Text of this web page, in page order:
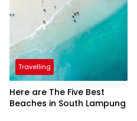
Travelling
Here are The Five Best
Beaches in South Lampung